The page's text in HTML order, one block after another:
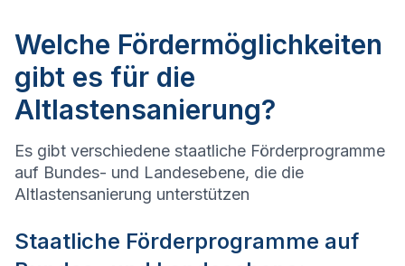
Welche Fördermöglichkeiten
gibt es für die
Altlastensanierung?
Es gibt verschiedene staatliche Förderprogramme
auf Bundes- und Landesebene, die die
Altlastensanierung unterstützen
Staatliche Förderprogramme auf